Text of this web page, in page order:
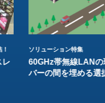
レ
ソリューション特集
60GHz帯無線LAN
バーの間を埋める選